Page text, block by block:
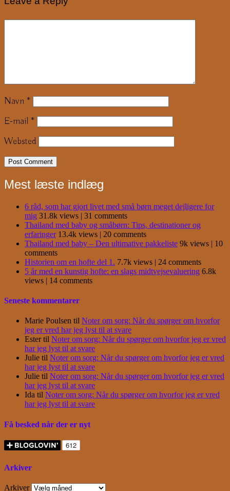
Navn *
E-mail *
Websted
Mest læste indlæg
6 råd, som har gjort livet med små børn meget dejligere for
mig 31.8k views | 31 comments
Thailand med baby og småbørn: Tips, destinationer og
erfaringer 13.4k views | 20 comments
Thailand med baby – Den ultimative pakkeliste 9k views | 10
comments
Historien om en hofte del 1. 7.7k views | 24 comments
5 år med en kunstig hofte: en slags midtvejsevaluering 6.8k
views | 14 comments
Seneste kommentarer
Marie Poulsen til Noter om sorg: Når du spørger om hvorfor
jeg er vred har jeg lyst til at svare
Estertil Noter om sorg: Når du spørger om hvorfor jeg er vred
har jeg lyst til at svare
Julie til Noter om sorg: Når du spørger om hvorfor jeg er vred
har jeg lyst til at svare
Julie til Noter om sorg: Når du spørger om hvorfor jeg er vred
har jeg lyst til at svare
Ida til Noter om sorg: Når du spørger om hvorfor jeg er vred
har jeg lyst til at svare
Få besked når der er nyt
Arkiver
Arkiver